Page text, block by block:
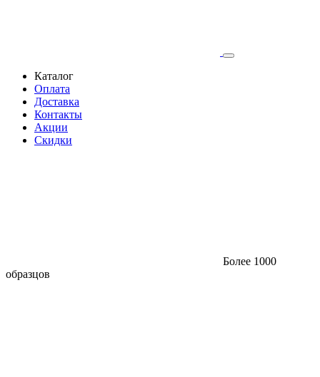
Каталог
Оплата
Доставка
Контакты
Акции
Скидки
Более 1000
образцов